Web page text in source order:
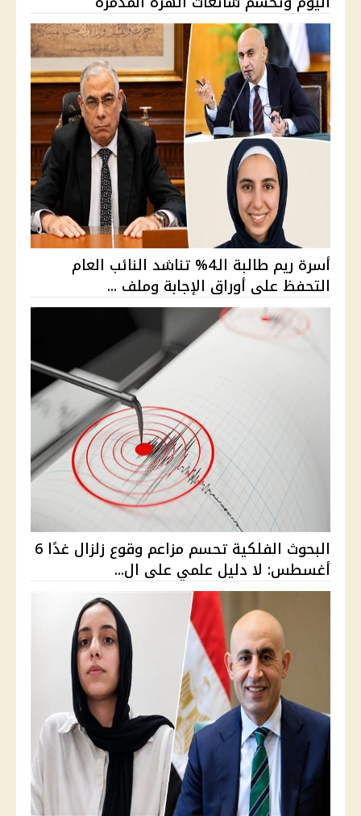
أسرة ريم طالبة الـ4% تناشد النائب العام
التحفظ على أوراق الإجابة وملف ...
البحوث الفلكية تحسم مزاعم وقوع زلزال غدًا 6
أغسطس: لا دليل علمي على ال...